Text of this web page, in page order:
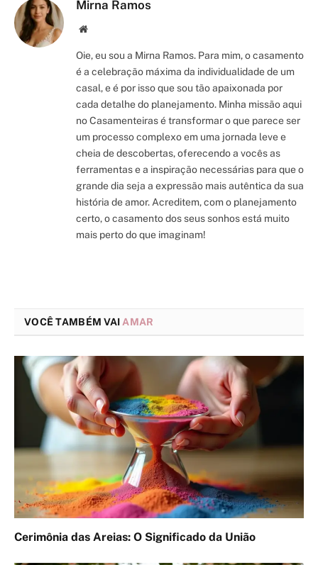
Mirna Ramos
Site/Blog
Oie, eu sou a Mirna Ramos. Para mim, o casamento
é a celebração máxima da individualidade de um
casal, e é por isso que sou tão apaixonada por
cada detalhe do planejamento. Minha missão aqui
no Casamenteiras é transformar o que parece ser
um processo complexo em uma jornada leve e
cheia de descobertas, oferecendo a vocês as
ferramentas e a inspiração necessárias para que o
grande dia seja a expressão mais autêntica da sua
história de amor. Acreditem, com o planejamento
certo, o casamento dos seus sonhos está muito
mais perto do que imaginam!
VOCÊ TAMBÉM VAI AMAR
Cerimônia das Areias: O Significado da União